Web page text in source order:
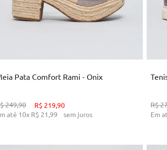
Pata Comfort Rami - Onix
249,90 R$ 219 90
até 10x R$ 21 99 sem juros
R$
Em